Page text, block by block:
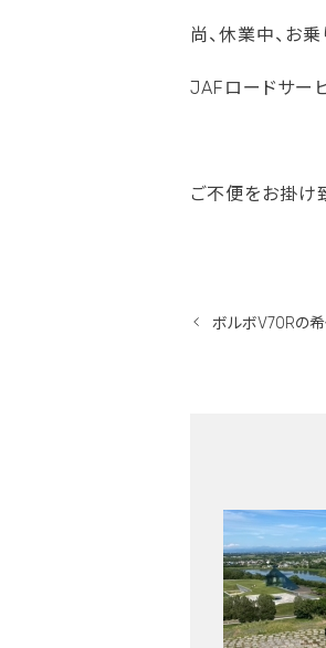
尚、休業中、お
JAFロードサー
ご不便をお掛け
ボルボV70Rの希